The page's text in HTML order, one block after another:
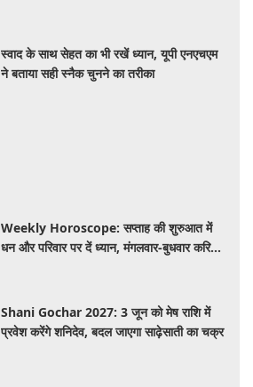
स्वाद के साथ सेहत का भी रखें ध्यान, यूपी एनएचएम
ने बताया सही स्नैक चुनने का तरीका
Weekly Horoscope: सप्ताह की शुरुआत में
धन और परिवार पर दें ध्यान, मंगलवार-बुधवार करियर
Shani Gochar 2027: 3 जून को मेष राशि में
प्रवेश करेंगे शनिदेव, बदल जाएगा साढ़ेसाती का चक्र